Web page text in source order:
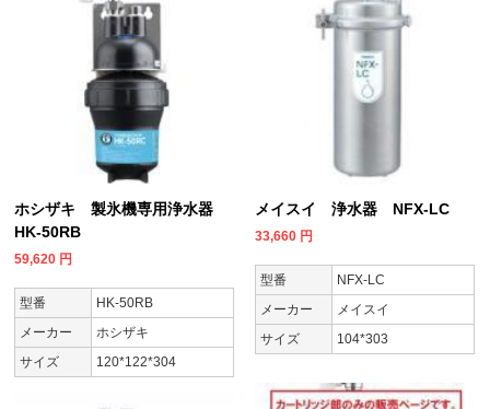
ホシザキ 製氷機専用浄水器
HK-50RB
59,620 円
型番
HK-50RB
メーカー
ホシザキ
サイズ
120*122*304
メイスイ 浄水器 NFX-LC
33,660 円
型番
NFX-LC
メーカー
メイスイ
サイズ
104*303